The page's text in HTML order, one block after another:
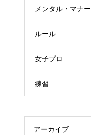
メンタル・マナー
ルール
女子プロ
練習
アーカイブ